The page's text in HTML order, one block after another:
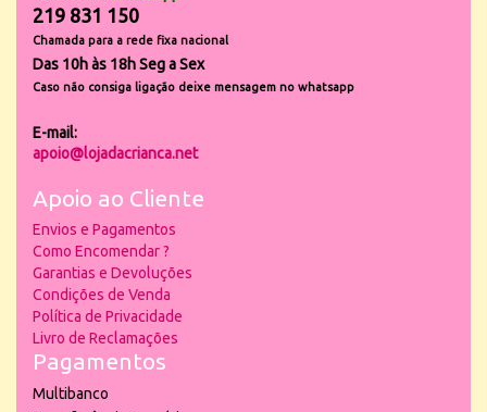
219 831 150
Chamada para a rede fixa nacional
Das 10h às 18h Seg a Sex
Caso não consiga ligação deixe mensagem no whatsapp
E-mail:
apoio@lojadacrianca.net
Apoio ao Cliente
Envios e Pagamentos
Como Encomendar ?
Garantias e Devoluções
Condições de Venda
Política de Privacidade
Livro de Reclamações
Pagamentos
Multibanco